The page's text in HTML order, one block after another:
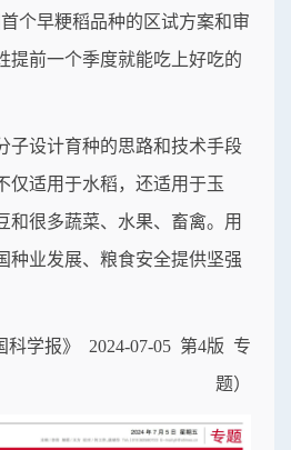
个早粳稻品种的区试方案和审
提前一个季度就能吃上好吃的
子设计育种的思路和技术手段
仅适用于水稻，还适用于玉
和很多蔬菜、水果、畜禽。用
种业发展、粮食安全提供坚强
科学报》 2024-07-05 第4版 专
题）